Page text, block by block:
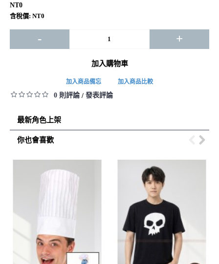
NT0
含稅價: NT0
- +
加入購物車
加入商品備忘 加入商品比較
0 則評論 / 發表評論
最新角色上架
你也會喜歡